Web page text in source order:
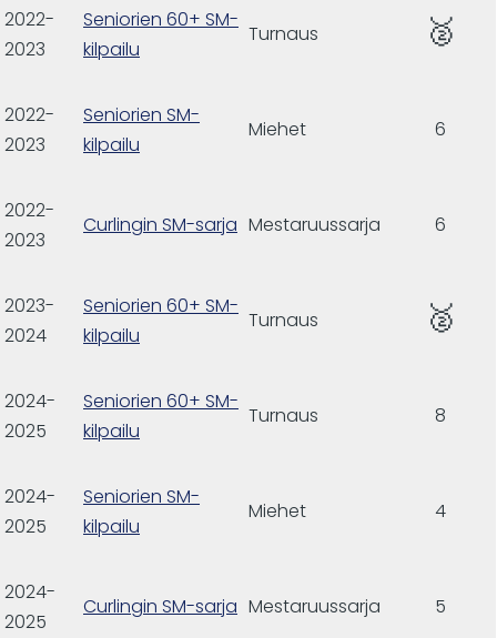
2022-
2023
Seniorien 60+ SM-
kilpailu
Turnaus 🥈
2022-
2023
Seniorien SM-
kilpailu
Miehet 6
2022-
2023
Curlingin SM-sarja Mestaruussarja 6
2023-
2024
Seniorien 60+ SM-
kilpailu
Turnaus 🥈
2024-
2025
Seniorien 60+ SM-
kilpailu
Turnaus 8
2024-
2025
Seniorien SM-
kilpailu
Miehet 4
2024-
2025
Curlingin SM-sarja Mestaruussarja 5